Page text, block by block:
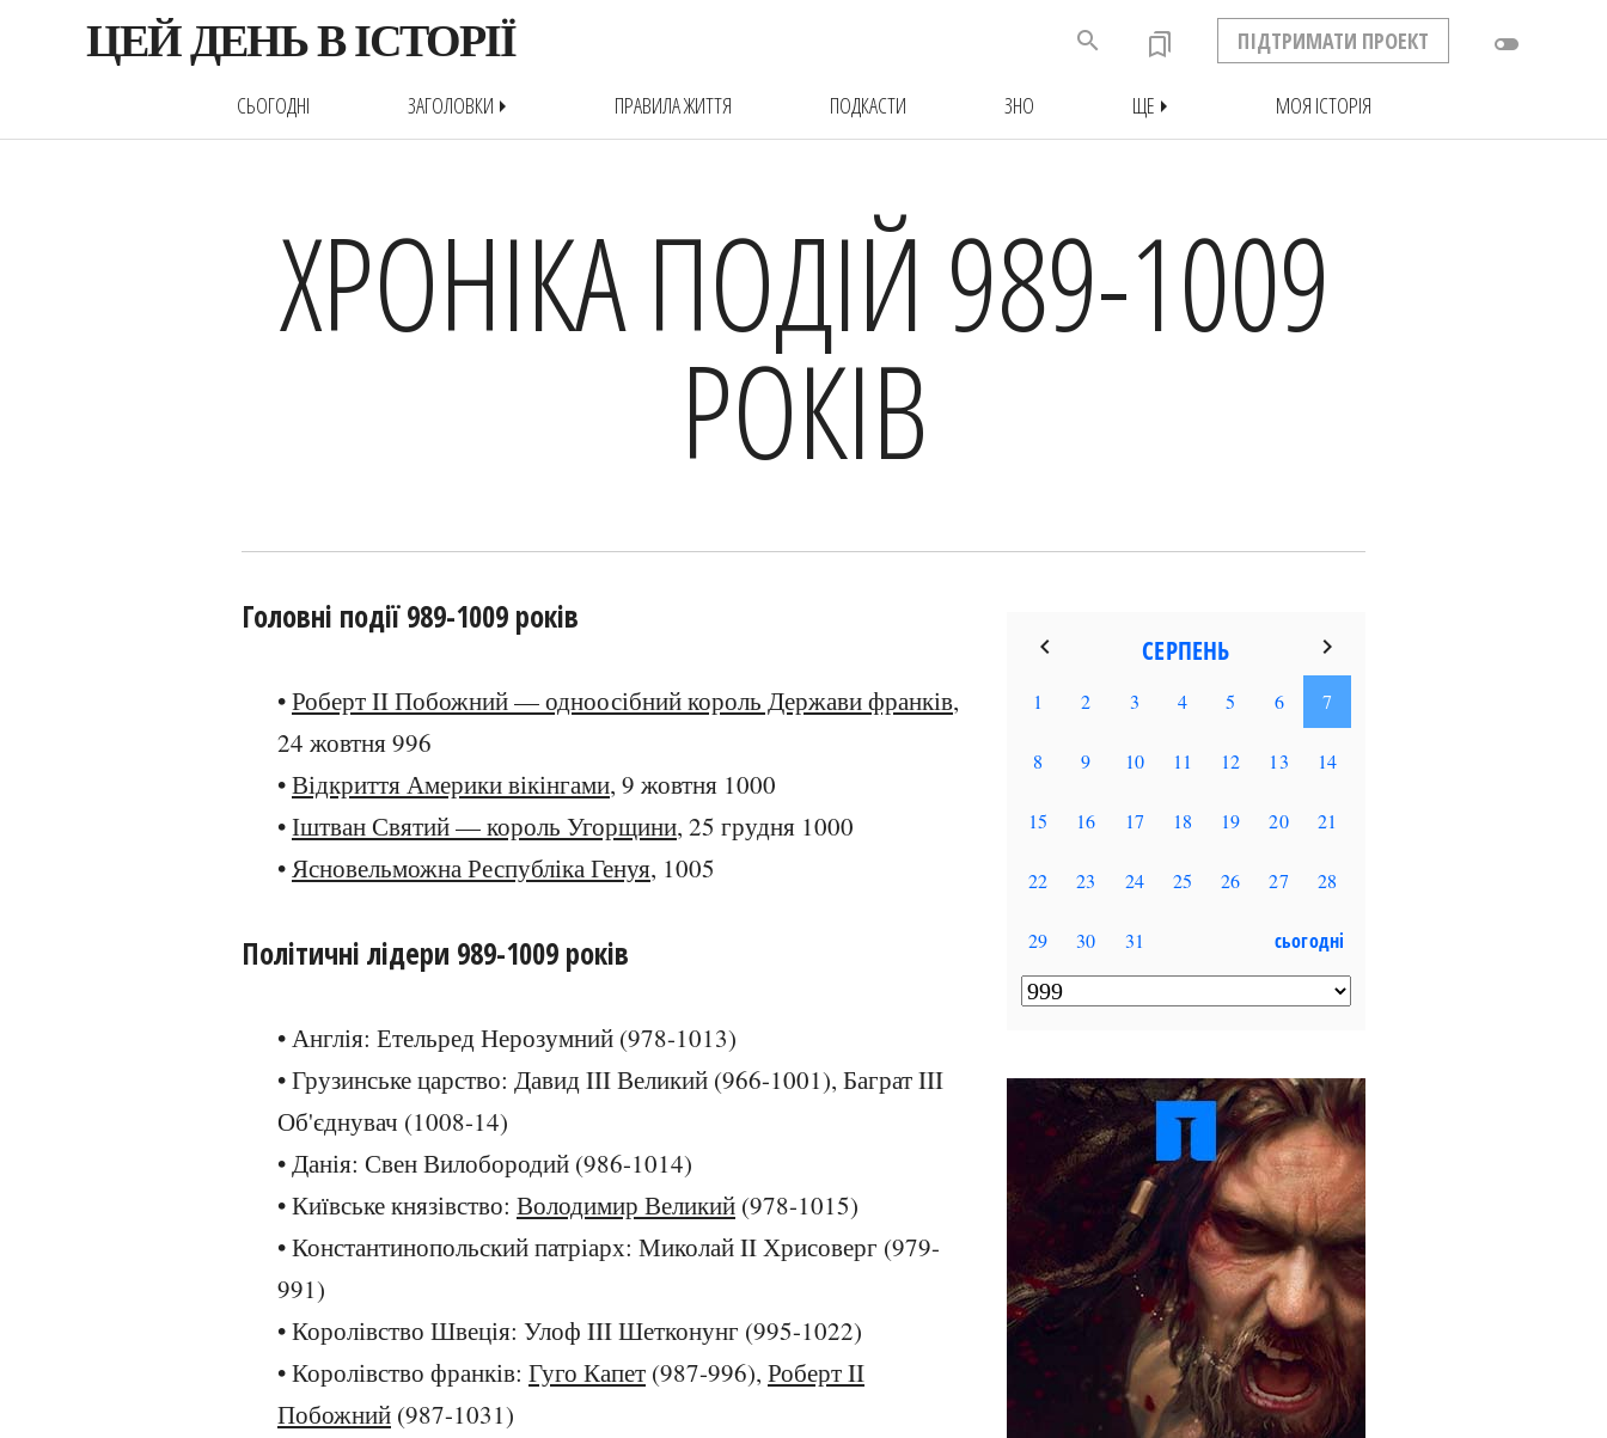
ЦЕЙ ДЕНЬ В ІСТОРІЇ toggle_off
ПІДТРИМАТИ ПРОЕКТ
bookmarks
search
СЬОГОДНІ ЗАГОЛОВКИarrow_right ПРАВИЛА ЖИТТЯ ПОДКАСТИ ЗНО ЩЕarrow_right МОЯ ІСТОРІЯ
ХРОНІКА ПОДІЙ 989-1009
РОКІВ
Головні події 989-1009 років
•Роберт II Побожний — одноосібний король Держави франків,
24 жовтня 996
•Відкриття Америки вікінгами, 9 жовтня 1000
•Іштван Святий — король Угорщини, 25 грудня 1000
•Ясновельможна Республіка Генуя, 1005
Політичні лідери 989-1009 років
• Англія: Етельред Нерозумний (978-1013)
• Грузинське царство: Давид III Великий (966-1001), Баграт III
Об'єднувач (1008-14)
• Данія: Свен Вилобородий (986-1014)
• Київське князівство: Володимир Великий (978-1015)
• Константинопольский патріарх: Миколай II Хрисоверг (979-
991)
• Королівство Швеція: Улоф III Шетконунг (995-1022)
• Королівство франків: Гуго Капет (987-996), Роберт II
Побожний (987-1031)